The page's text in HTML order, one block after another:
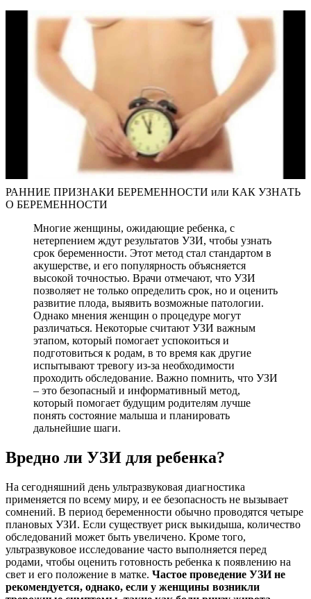
РАННИЕ ПРИЗНАКИ БЕРЕМЕННОСТИ или КАК УЗНАТЬ
О БЕРЕМЕННОСТИ
Многие женщины, ожидающие ребенка, с
нетерпением ждут результатов УЗИ, чтобы узнать
срок беременности. Этот метод стал стандартом в
акушерстве, и его популярность объясняется
высокой точностью. Врачи отмечают, что УЗИ
позволяет не только определить срок, но и оценить
развитие плода, выявить возможные патологии.
Однако мнения женщин о процедуре могут
различаться. Некоторые считают УЗИ важным
этапом, который помогает успокоиться и
подготовиться к родам, в то время как другие
испытывают тревогу из-за необходимости
проходить обследование. Важно помнить, что УЗИ
– это безопасный и информативный метод,
который помогает будущим родителям лучше
понять состояние малыша и планировать
дальнейшие шаги.
Вредно ли УЗИ для ребенка?
На сегодняшний день ультразвуковая диагностика
применяется по всему миру, и ее безопасность не вызывает
сомнений. В период беременности обычно проводятся четыре
плановых УЗИ. Если существует риск выкидыша, количество
обследований может быть увеличено. Кроме того,
ультразвуковое исследование часто выполняется перед
родами, чтобы оценить готовность ребенка к появлению на
свет и его положение в матке. Частое проведение УЗИ не
рекомендуется, однако, если у женщины возникли